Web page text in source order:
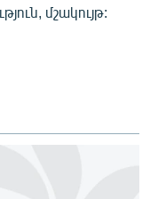
մշակույթ: